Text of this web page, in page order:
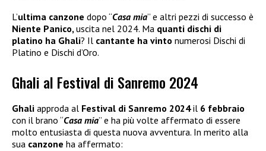
L’ultima canzone dopo “Casa mia” e altri pezzi di successo è
Niente Panico, uscita nel 2024. Ma quanti dischi di
platino ha Ghali? Il cantante ha vinto numerosi Dischi di
Platino e Dischi d’Oro.
Ghali al Festival di Sanremo 2024
Ghali approda al Festival di Sanremo 2024il 6 febbraio
con il brano “Casa mia” e ha più volte affermato di essere
molto entusiasta di questa nuova avventura. In merito alla
sua canzone ha affermato: